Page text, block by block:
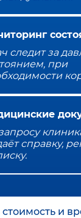
следит за
при
справку,
стоимость и